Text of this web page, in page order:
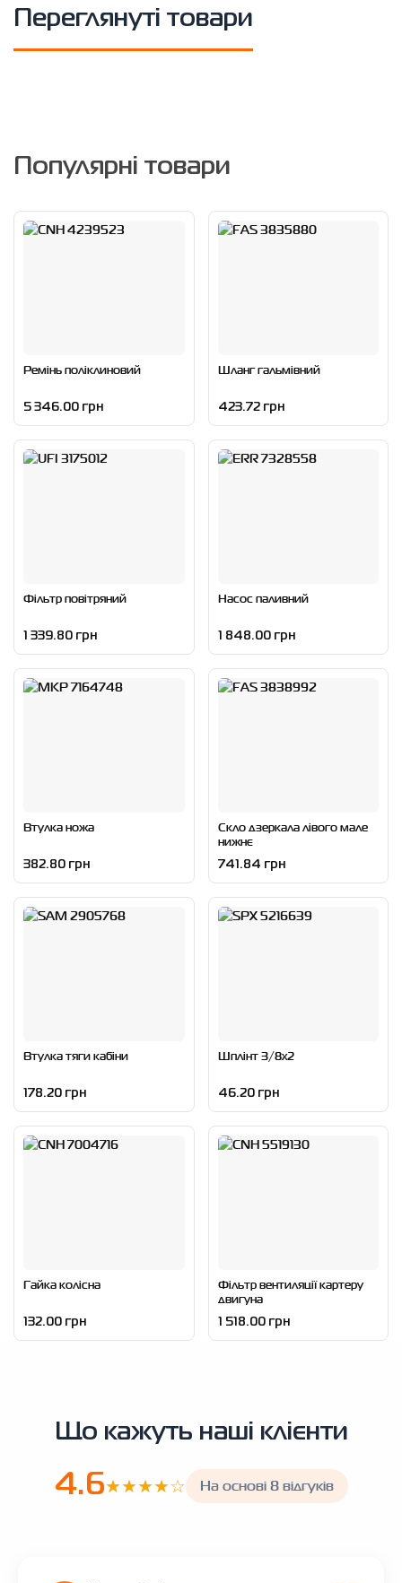
Переглянуті товари
Популярні товари
Ремінь поліклиновий
5 346.00 грн
Шланг гальмівний
423.72 грн
Фільтр повітряний
1 339.80 грн
Насос паливний
1 848.00 грн
Втулка ножа
382.80 грн
Скло дзеркала лівого мале
нижнє
741.84 грн
Втулка тяги кабіни
178.20 грн
Шплінт 3/8x2
46.20 грн
Гайка колісна
132.00 грн
Фільтр вентиляції картеру
двигуна
1 518.00 грн
Що кажуть наші клієнти
4.6★★★★☆ На основі 8 відгуків